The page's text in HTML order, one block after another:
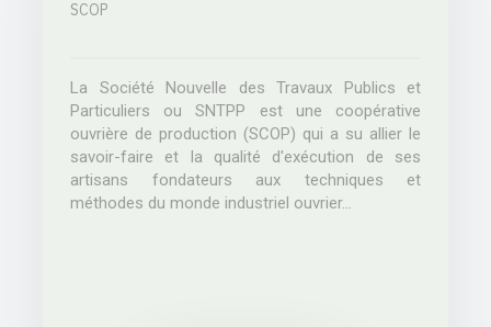
La Société Nouvelle des Travaux Publics et
Particuliers ou SNTPP est une coopérative
ouvrière de production (SCOP) qui a su allier le
savoir-faire et la qualité d'exécution de ses
artisans fondateurs aux techniques et
méthodes du monde industriel ouvrier...